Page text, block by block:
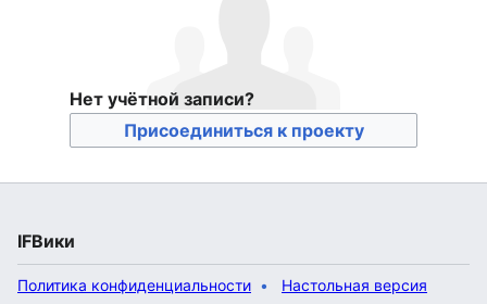
Нет учётной записи?
Присоединиться к проекту
IFВики
Политика конфиденциальности Настольная версия